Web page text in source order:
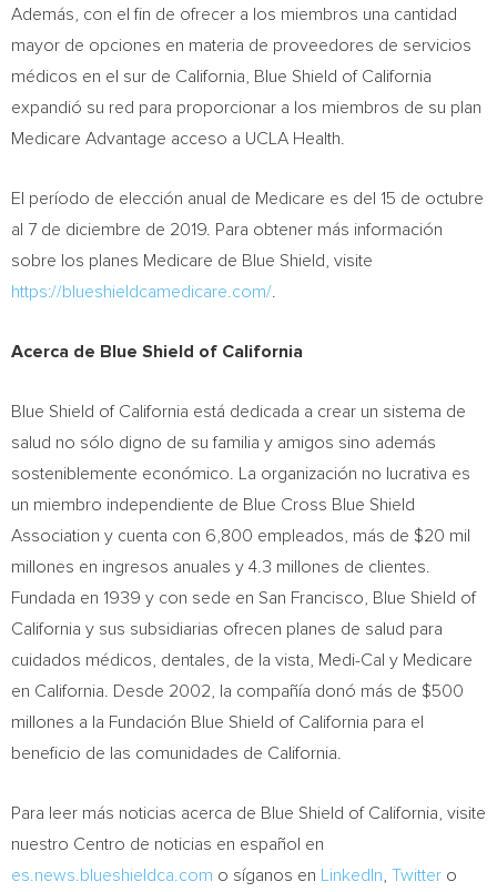
Además, con el fin de ofrecer a los miembros una cantidad
mayor de opciones en materia de proveedores de servicios
médicos en el sur de California , Blue Shield of California
expandió su red para proporcionar a los miembros de su plan
Medicare Advantage acceso a UCLA Health.
El período de elección anual de Medicare es del 15 de octubre
al 7 de diciembre de 2019. Para obtener más información
sobre los planes Medicare de Blue Shield, visite
https://blueshieldcamedicare.com/
Acerca de Blue Shield of California
Blue Shield of California está dedicada a crear un sistema de
salud no sólo digno de su familia y amigos sino además
sosteniblemente económico. La organización no lucrativa es
un miembro independiente de Blue Cross Blue Shield
Association y cuenta con 6,800 empleados, más de $20 mil
millones en ingresos anuales y 4.3 millones de clientes.
Fundada en 1939 y con sede en San Francisco , Blue Shield of
California y sus subsidiarias ofrecen planes de salud para
cuidados médicos, dentales, de la vista, Medi-Cal y Medicare
en California . Desde 2002, la compañía donó más de $500
millones a la Fundación Blue Shield of California para el
beneficio de las comunidades de California
Para leer más noticias acerca de Blue Shield of California , visite
nuestro Centro de noticias en español en
es.news.blueshieldca.com o síganos en LinkedIn Twitter o